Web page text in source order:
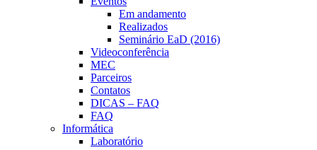
Em andamento
Realizados
Seminário EaD (2016)
Videoconferência
MEC
Parceiros
Contatos
DICAS – FAQ
FAQ
Informática
Laboratório